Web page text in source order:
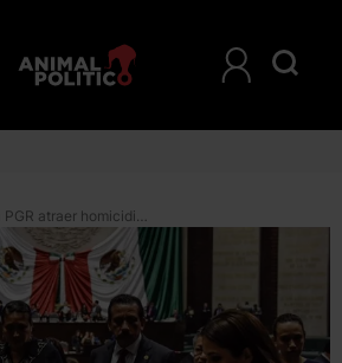
Diputados piden a PGR atraer homicidio de Valeria, hija de la diputada de Morena